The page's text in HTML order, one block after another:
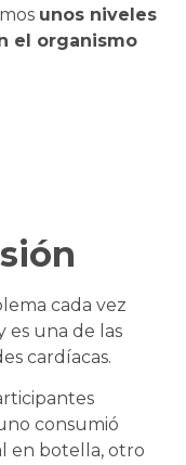
unos niveles
el organismo
cada vez
es una de las
cardíacas.
consumió
en botella, otro